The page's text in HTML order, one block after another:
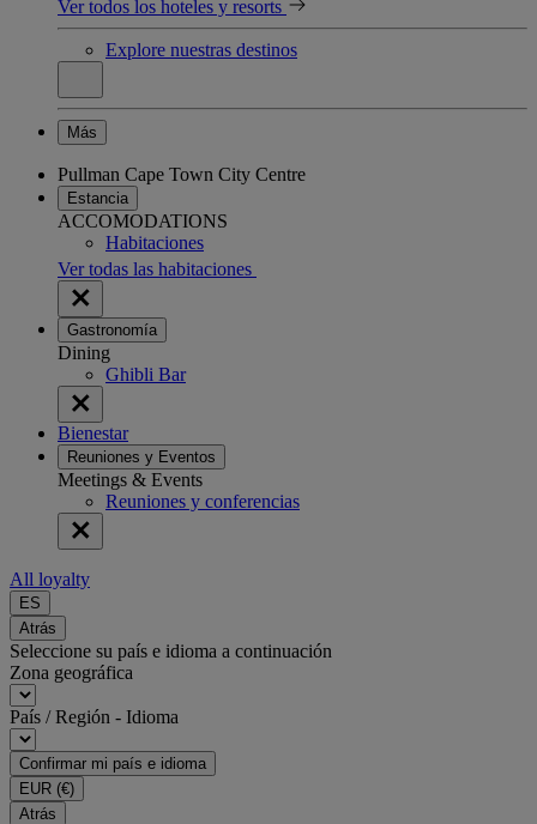
Ver todos los hoteles y resorts
Explore nuestras destinos
Más
Pullman Cape Town City Centre
Estancia
ACCOMODATIONS
Habitaciones
Ver todas las habitaciones
Gastronomía
Dining
Ghibli Bar
Bienestar
Reuniones y Eventos
Meetings & Events
Reuniones y conferencias
All loyalty
ES
Atrás
Seleccione su país e idioma a continuación
Zona geográfica
País / Región - Idioma
Confirmar mi país e idioma
EUR (€)
Atrás